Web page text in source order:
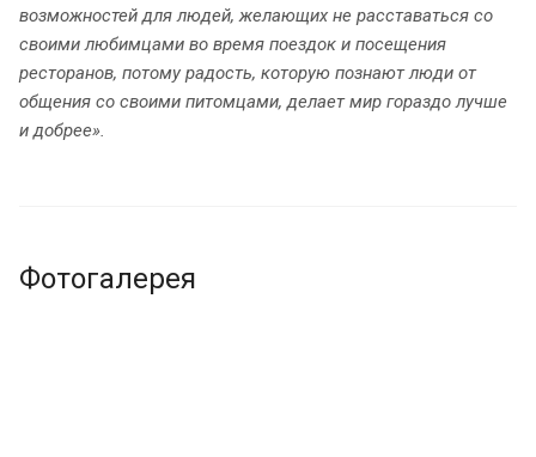
возможностей для людей, желающих не расставаться со
своими любимцами во время поездок и посещения
ресторанов, потому радость, которую познают люди от
общения со своими питомцами, делает мир гораздо лучше
и добрее».
Фотогалерея